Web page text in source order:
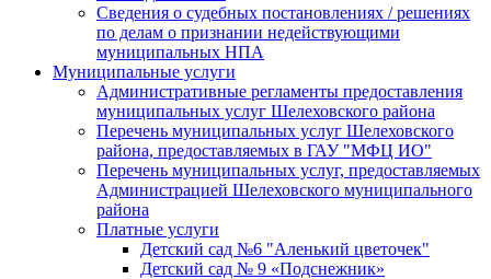
Сведения о судебных постановлениях / решениях
по делам о признании недействующими
муниципальных НПА
Муниципальные услуги
Административные регламенты предоставления
муниципальных услуг Шелеховского района
Перечень муниципальных услуг Шелеховского
района, предоставляемых в ГАУ "МФЦ ИО"
Перечень муниципальных услуг, предоставляемых
Администрацией Шелеховского муниципального
района
Платные услуги
Детский сад №6 "Аленький цветочек"
Детский сад № 9 «Подснежник»